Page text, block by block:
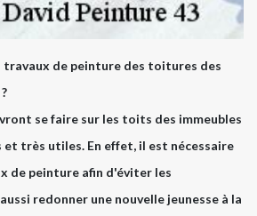
de peinture des toitures des
se faire sur les toits des immeubles
très utiles. En effet, il est nécessaire
de peinture afin d'éviter les
redonner une nouvelle jeunesse à la